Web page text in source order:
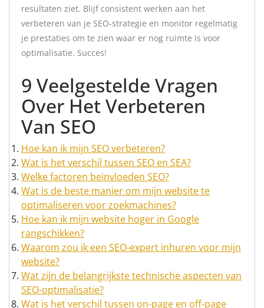
resultaten ziet. Blijf consistent werken aan het
verbeteren van je SEO-strategie en monitor regelmatig
je prestaties om te zien waar er nog ruimte is voor
optimalisatie. Succes!
9 Veelgestelde Vragen
Over Het Verbeteren
Van SEO
Hoe kan ik mijn SEO verbeteren?
Wat is het verschil tussen SEO en SEA?
Welke factoren beïnvloeden SEO?
Wat is de beste manier om mijn website te
optimaliseren voor zoekmachines?
Hoe kan ik mijn website hoger in Google
rangschikken?
Waarom zou ik een SEO-expert inhuren voor mijn
website?
Wat zijn de belangrijkste technische aspecten van
SEO-optimalisatie?
Wat is het verschil tussen on-page en off-page